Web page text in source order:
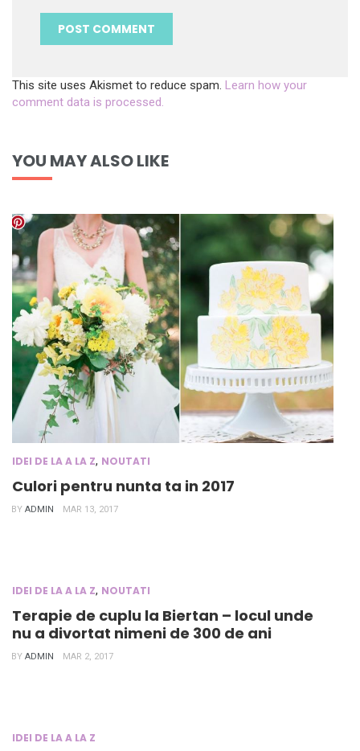
This site uses Akismet to reduce spam. Learn how your
comment data is processed.
YOU MAY ALSO LIKE
IDEI DE LA A LA Z, NOUTATI
Culori pentru nunta ta in 2017
BY ADMIN MAR 13, 2017
IDEI DE LA A LA Z, NOUTATI
Terapie de cuplu la Biertan – locul unde
nu a divortat nimeni de 300 de ani
BY ADMIN MAR 2, 2017
IDEI DE LA A LA Z